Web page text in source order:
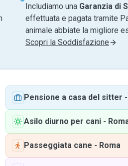
Includiamo una Garanzia di
effettuata e pagata tramite
animale abbiate la migliore
Scopri la Soddisfazione
Pensione a casa del sitter -
Asilo diurno per cani -
Passeggiata cane - Roma